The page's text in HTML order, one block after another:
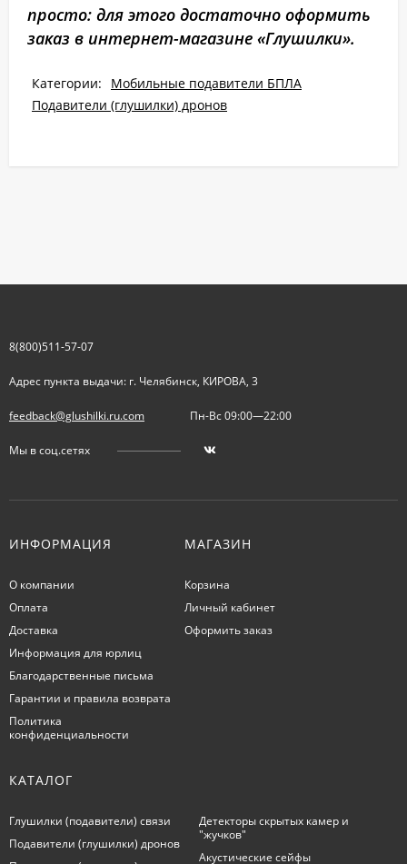
просто: для этого достаточно оформить
заказ в интернет-магазине «Глушилки».
Категории:
Мобильные подавители БПЛА
Подавители (глушилки) дронов
8(800)511-57-07
Адрес пункта выдачи: г. Челябинск, КИРОВА, 3
feedback@glushilki.ru.com Пн-Вс 09:00—22:00
Мы в соц.сетях
ИНФОРМАЦИЯ
О компании
Оплата
Доставка
Информация для юрлиц
Благодарственные письма
Гарантии и правила возврата
Политика
конфиденциальности
МАГАЗИН
Корзина
Личный кабинет
Оформить заказ
КАТАЛОГ
Глушилки (подавители) связи
Подавители (глушилки) дронов
Детекторы скрытых камер и
"жучков"
Акустические сейфы